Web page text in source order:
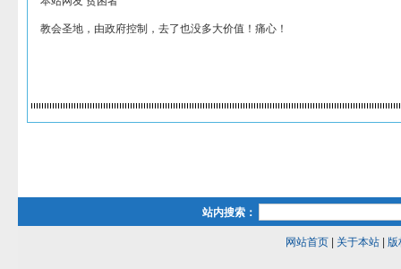
教会圣地，由政府控制，去了也没多大价值！痛心！
站内搜索：
网站首页| 关于本站| 版